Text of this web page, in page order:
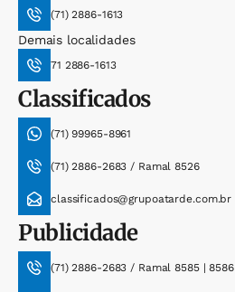
(71) 2886-1613
Demais localidades
71 2886-1613
Classificados
(71) 99965-8961
(71) 2886-2683 / Ramal 8526
classificados@grupoatarde.com.br
Publicidade
(71) 2886-2683 / Ramal 8585 | 8586